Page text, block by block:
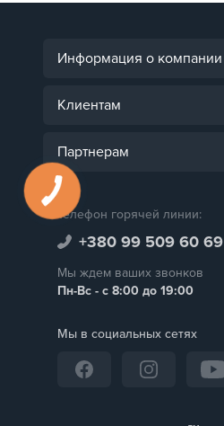
Информация о компании
Клиентам
Партнерам
Телефон горячей линии:
+380 99 509 60 69
Мы ждем ваших звонков
Пн-Вс - с 8:00 до 19:00
Мы в социальных сетях